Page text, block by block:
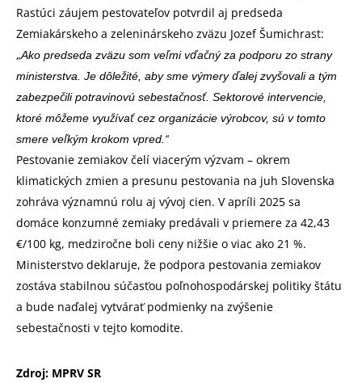
Rastúci záujem pestovateľov potvrdil aj predseda
Zemiakárskeho a zeleninárskeho zväzu Jozef Šumichrast:
„Ako predseda zväzu som veľmi vďačný za podporu zo strany
ministerstva. Je dôležité, aby sme výmery ďalej zvyšovali a tým
zabezpečili potravinovú sebestačnosť. Sektorové intervencie,
ktoré môžeme využívať cez organizácie výrobcov, sú v tomto
smere veľkým krokom vpred.“
Pestovanie zemiakov čelí viacerým výzvam – okrem
klimatických zmien a presunu pestovania na juh Slovenska
zohráva významnú rolu aj vývoj cien. V apríli 2025 sa
domáce konzumné zemiaky predávali v priemere za 42,43
€/100 kg, medziročne boli ceny nižšie o viac ako 21 %.
Ministerstvo deklaruje, že podpora pestovania zemiakov
zostáva stabilnou súčasťou poľnohospodárskej politiky štátu
a bude naďalej vytvárať podmienky na zvýšenie
sebestačnosti v tejto komodite.
Zdroj: MPRV SR